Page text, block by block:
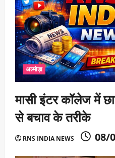
अल्मोड़ा
मासी इंटर कॉलेज में
से बचाव के तरीके
RNS INDIA NEWS 08/